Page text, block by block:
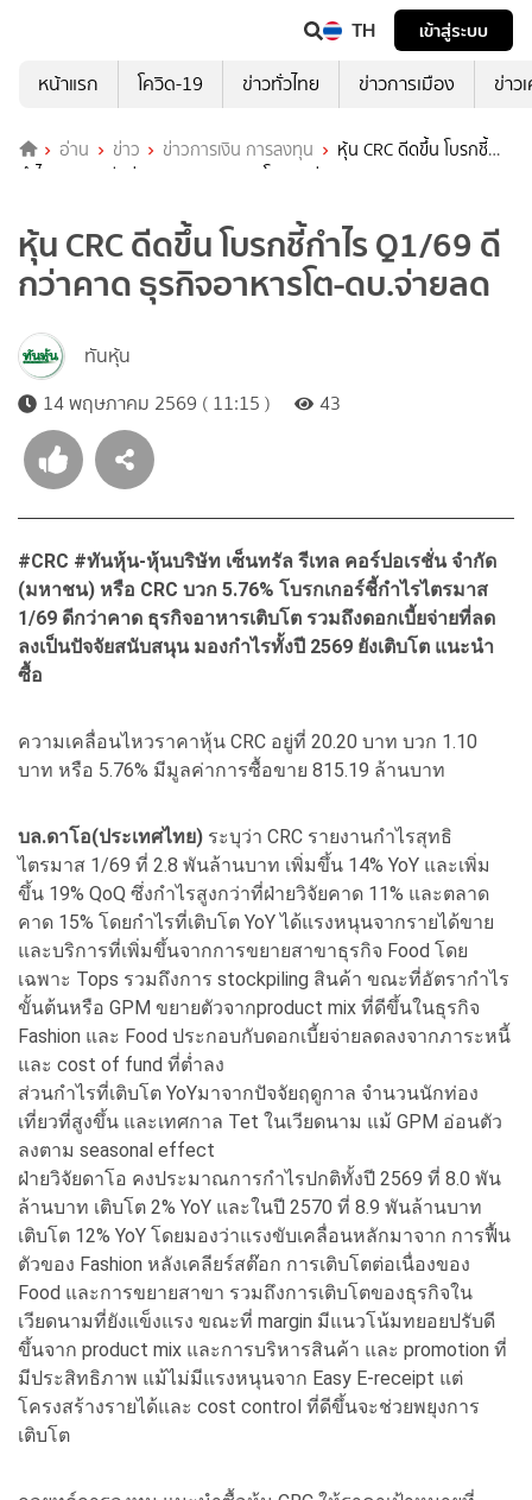
TH
เข้าสู่ระบบ
หน้าแรก
โควิด-19 ข่าวทั่วไทย ข่าวการเมือง ข่าว
อ่าน ข่าว ข่าวการเงิน การลงทุน
หุ้น CRC ดีดขึ้น โบรกชี้
กำไร Q1/69 ดีกว่าคาด ธุรกิจอาหารโต-ดบ.จ่ายลด
หุ้น CRC ดีดขึ้น โบรกชี้กำไร Q1/69 ดี
กว่าคาด ธุรกิจอาหารโต-ดบ.จ่ายลด
ทันหุ้น
14 พฤษภาคม 2569 ( 11:15 )
43
#CRC #ทันหุ้น-หุ้นบริษัท เซ็นทรัล รีเทล คอร์ปอเรชั่น จำกัด
(มหาชน) หรือ CRC บวก 5.76% โบรกเกอร์ชี้กำไรไตรมาส
1/69 ดีกว่าคาด ธุรกิจอาหารเติบโต รวมถึงดอกเบี้ยจ่ายที่ลด
ลงเป็นปัจจัยสนับสนุน มองกำไรทั้งปี 2569 ยังเติบโต แนะนำ
ซื้อ
ความเคลื่อนไหวราคาหุ้น CRC อยู่ที่ 20.20 บาท บวก 1.10
บาท หรือ 5.76% มีมูลค่าการซื้อขาย 815.19 ล้านบาท
บล.ดาโอ(ประเทศไทย) ระบุว่า CRC รายงานกำไรสุทธิ
ไตรมาส 1/69 ที่ 2.8 พันล้านบาท เพิ่มขึ้น 14% YoY และเพิ่ม
ขึ้น 19% QoQ ซึ่งกำไรสูงกว่าที่ฝ่ายวิจัยคาด 11% และตลาด
คาด 15% โดยกำไรที่เติบโต YoY ได้แรงหนุนจากรายได้ขาย
และบริการที่เพิ่มขึ้นจากการขยายสาขาธุรกิจ Food โดย
เฉพาะ Tops รวมถึงการ stockpiling สินค้า ขณะที่อัตรากำไร
ขั้นต้นหรือ GPM ขยายตัวจากproduct mix ที่ดีขึ้นในธุรกิจ
Fashion และ Food ประกอบกับดอกเบี้ยจ่ายลดลงจากภาระหนี้
และ cost of fund ที่ต่ำลง
ส่วนกำไรที่เติบโต YoYมาจากปัจจัยฤดูกาล จำนวนนักท่อง
เที่ยวที่สูงขึ้น และเทศกาล Tet ในเวียดนาม แม้ GPM อ่อนตัว
ลงตาม seasonal effect
ฝ่ายวิจัยดาโอ คงประมาณการกำไรปกติทั้งปี 2569 ที่ 8.0 พัน
ล้านบาท เติบโต 2% YoY และในปี 2570 ที่ 8.9 พันล้านบาท
เติบโต 12% YoY โดยมองว่าแรงขับเคลื่อนหลักมาจาก การฟื้น
ตัวของ Fashion หลังเคลียร์สต๊อก การเติบโตต่อเนื่องของ
Food และการขยายสาขา รวมถึงการเติบโตของธุรกิจใน
เวียดนามที่ยังแข็งแรง ขณะที่ margin มีแนวโน้มทยอยปรับดี
ขึ้นจาก product mix และการบริหารสินค้า และ promotion ที่
มีประสิทธิภาพ แม้ไม่มีแรงหนุนจาก Easy E-receipt แต่
โครงสร้างรายได้และ cost control ที่ดีขึ้นจะช่วยพยุงการ
เติบโต